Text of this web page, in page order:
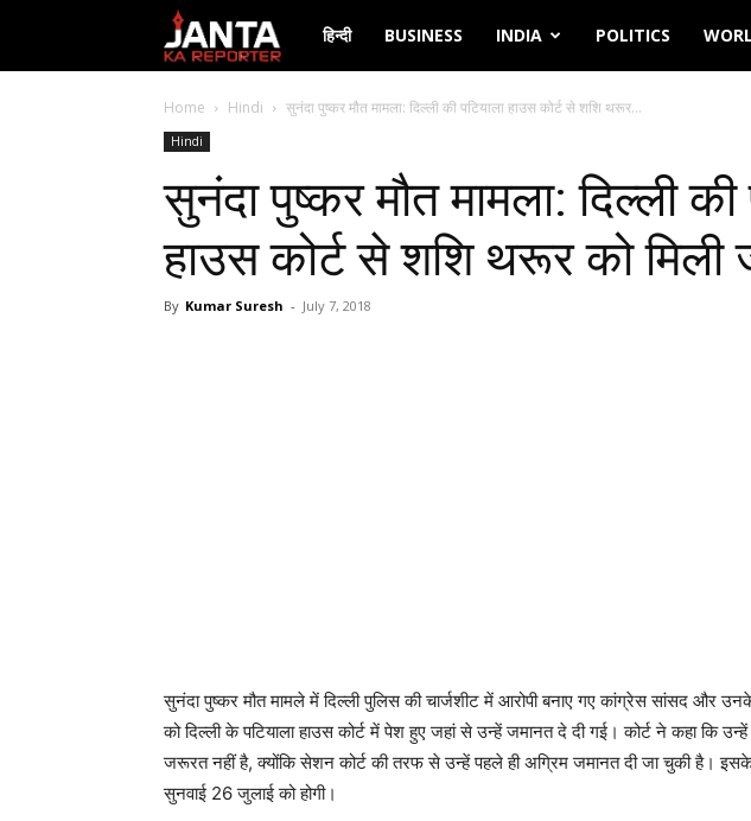
Janta
Ka
हिन्दी BUSINESS INDIA POLITICS
Home Hindi सुनंदा पुष्कर मौत मामला: दिल्ली की पटियाला हाउस कोर्ट से शशि थरूर...
Hindi
सुनंदा पुष्कर मौत मामला: दिल्ली की
हाउस कोर्ट से शशि थरूर को मिली
By Kumar Suresh - July 7, 2018
सुनंदा पुष्कर मौत मामले में दिल्ली पुलिस की चार्जशीट में आरोपी बनाए गए कांग्रेस सांसद और
को दिल्ली के पटियाला हाउस कोर्ट में पेश हुए जहां से उन्हें जमानत दे दी गई। कोर्ट ने कहा कि
जरूरत नहीं है, क्योंकि सेशन कोर्ट की तरफ से उन्हें पहले ही अग्रिम जमानत दी जा चुकी है।
सुनवाई 26 जुलाई को होगी।